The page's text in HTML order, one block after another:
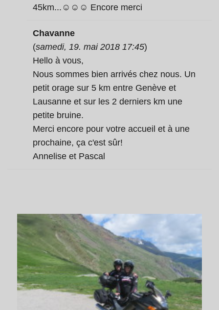
45km...☺☺☺ Encore merci
Chavanne
(samedi, 19. mai 2018 17:45)
Hello à vous,
Nous sommes bien arrivés chez nous. Un
petit orage sur 5 km entre Genève et
Lausanne et sur les 2 derniers km une
petite bruine.
Merci encore pour votre accueil et à une
prochaine, ça c'est sûr!
Annelise et Pascal